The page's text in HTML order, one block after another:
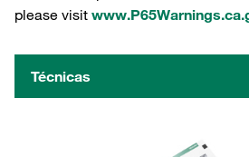
please visit
Técnicas